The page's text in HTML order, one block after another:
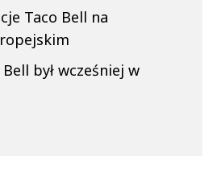
Taco Bell na
Bell był wcześniej w